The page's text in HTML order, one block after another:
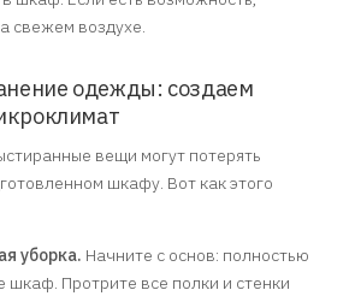
свежем воздухе.
одежды: создаем
вещи могут потерять
шкафу. Вот как этого
уборка. Начните с основ: полностью
шкаф. Протрите все полки и стенки